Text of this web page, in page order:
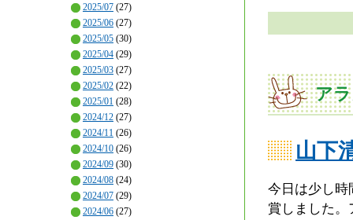
2025/07 (27)
2025/06 (27)
2025/05 (30)
2025/04 (29)
2025/03 (27)
2025/02 (22)
2025/01 (28)
2024/12 (27)
2024/11 (26)
2024/10 (26)
2024/09 (30)
2024/08 (24)
2024/07 (29)
2024/06 (27)
ア
山下
今日は少し時
賞しました